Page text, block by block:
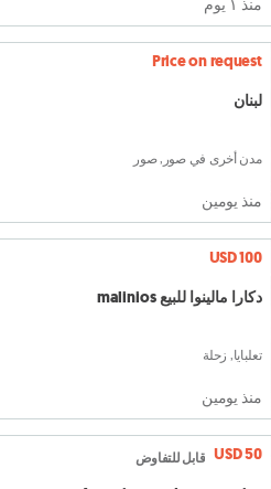
منذ ١ يوم
Price on request
لبنان
مدن أخرى في صور, صور
منذ يومين
USD 100
دكارا مالينوا للبيع malinios
تعلبايا, زحلة
منذ يومين
USD 50 قابل للتفاوض